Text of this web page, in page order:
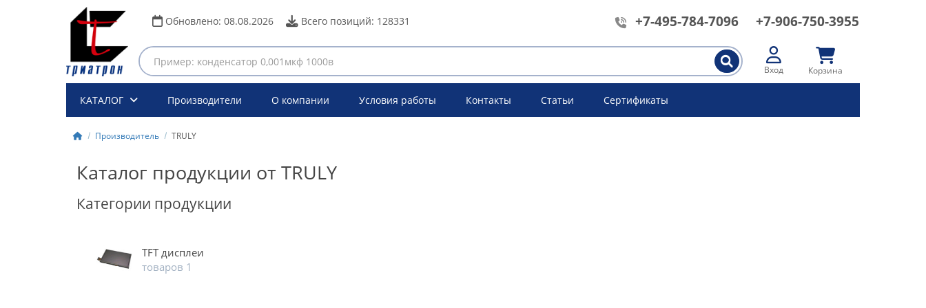
Обновлено: 08.08.2026 Всего позиций: 128331 +7-495-784-7096 +7-906-750-3955
Вход Корзина
КАТАЛОГ Производители О компании Условия работы Контакты Статьи Сертификаты
Производитель TRULY
Каталог продукции от TRULY
Категории продукции
TFT дисплеи
товаров 1